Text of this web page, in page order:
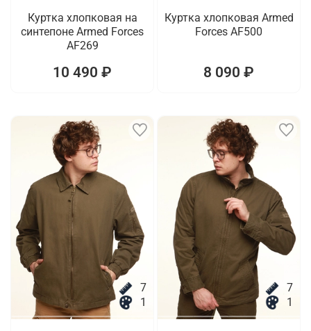
Куртка хлопковая на
синтепоне Armed Forces
AF269
10 490 ₽
Куртка хлопковая Armed
Forces AF500
8 090 ₽
7
1
7
1